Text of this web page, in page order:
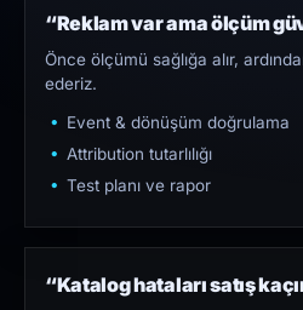
“Reklam var ama ölçüm
Önce ölçümü sağlığa alır,
ederiz.
Event & dönüşüm doğrulama
Attribution tutarlılığı
Test planı ve rapor
“Katalog hataları satış